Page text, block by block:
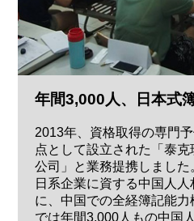
年間3,000人、日本式
2013年、資格取得の専門
点として設立された「泰
公司」と業務提携しました
日系企業に資する中国人
に、中国での全経簿記能
では年間3,000人もの中国